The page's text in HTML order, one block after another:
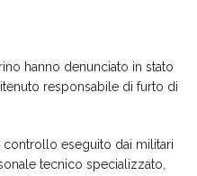
hanno denunciato in stato
responsabile di furto di
controllo eseguito dai militari
tecnico specializzato,